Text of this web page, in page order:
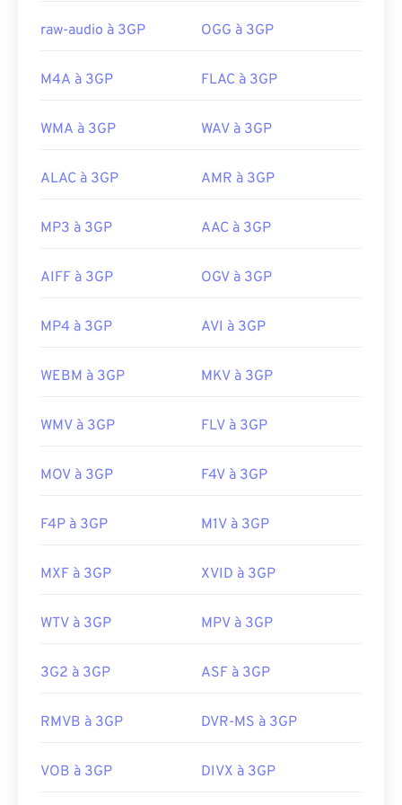
Sortie initiale : 1997
https://en.wikipedia.org/wiki/3GP_and_3G2
raw-audio à 3GP OGG à 3GP
M4A à 3GP FLAC à 3GP
WMA à 3GP WAV à 3GP
ALAC à 3GP AMR à 3GP
MP3 à 3GP AAC à 3GP
AIFF à 3GP OGV à 3GP
MP4 à 3GP AVI à 3GP
WEBM à 3GP MKV à 3GP
WMV à 3GP FLV à 3GP
MOV à 3GP F4V à 3GP
F4P à 3GP M1V à 3GP
MXF à 3GP XVID à 3GP
WTV à 3GP MPV à 3GP
3G2 à 3GP ASF à 3GP
RMVB à 3GP DVR-MS à 3GP
VOB à 3GP DIVX à 3GP